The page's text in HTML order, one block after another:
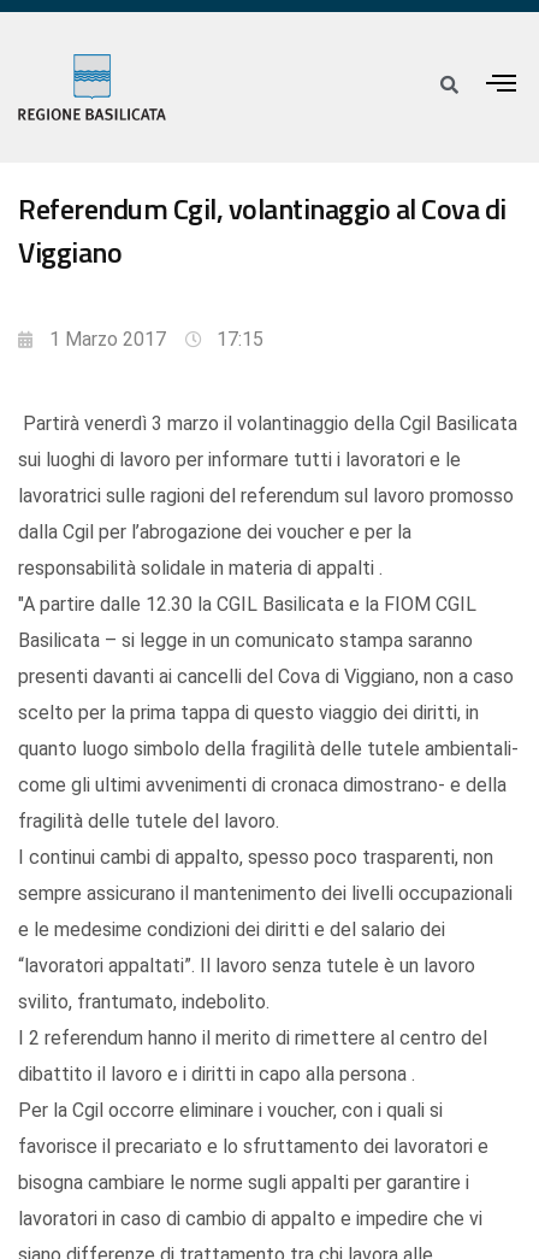
Referendum Cgil, volantinaggio al Cova di
Viggiano
1 Marzo 2017 17:15
Partirà venerdì 3 marzo il volantinaggio della Cgil Basilicata
sui luoghi di lavoro per informare tutti i lavoratori e le
lavoratrici sulle ragioni del referendum sul lavoro promosso
dalla Cgil per l’abrogazione dei voucher e per la
responsabilità solidale in materia di appalti .
"A partire dalle 12.30 la CGIL Basilicata e la FIOM CGIL
Basilicata – si legge in un comunicato stampa saranno
presenti davanti ai cancelli del Cova di Viggiano, non a caso
scelto per la prima tappa di questo viaggio dei diritti, in
quanto luogo simbolo della fragilità delle tutele ambientali-
come gli ultimi avvenimenti di cronaca dimostrano- e della
fragilità delle tutele del lavoro.
I continui cambi di appalto, spesso poco trasparenti, non
sempre assicurano il mantenimento dei livelli occupazionali
e le medesime condizioni dei diritti e del salario dei
“lavoratori appaltati”. Il lavoro senza tutele è un lavoro
svilito, frantumato, indebolito.
I 2 referendum hanno il merito di rimettere al centro del
dibattito il lavoro e i diritti in capo alla persona .
Per la Cgil occorre eliminare i voucher, con i quali si
favorisce il precariato e lo sfruttamento dei lavoratori e
bisogna cambiare le norme sugli appalti per garantire i
lavoratori in caso di cambio di appalto e impedire che vi